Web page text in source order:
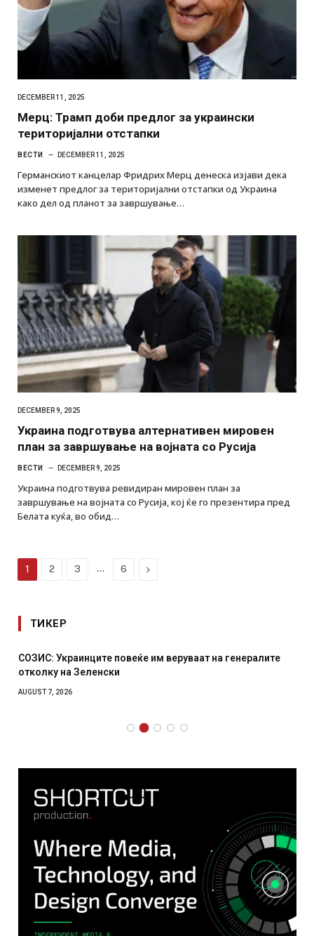
DECEMBER 11, 2025
Мерц: Трамп доби предлог за украински
територијални отстапки
ВЕСТИ DECEMBER 11, 2025
Германскиот канцелар Фридрих Мерц денеска изјави дека
изменет предлог за територијални отстапки од Украина
како дел од планот за завршување…
DECEMBER 9, 2025
Украина подготвува алтернативен мировен
план за завршување на војната со Русија
ВЕСТИ DECEMBER 9, 2025
Украина подготвува ревидиран мировен план за
завршување на војната со Русија, кој ќе го презентира пред
Белата куќа, во обид…
1 2 3 … 6 Next
ТИКЕР
СОЗИС: Украинците повеќе им веруваат на генералите
отколку на Зеленски
AUGUST 7, 2026